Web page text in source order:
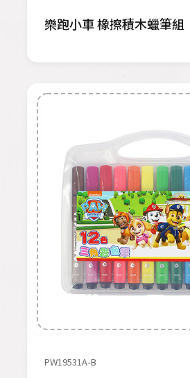
樂跑小車 橡擦積木蠟筆組
PW19531A-B